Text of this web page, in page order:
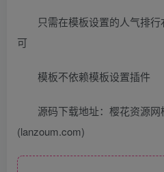
只需在模板设置的人气排
可
模板不依赖模板设置插件
源码下载地址：樱花资源
(lanzoum.com)